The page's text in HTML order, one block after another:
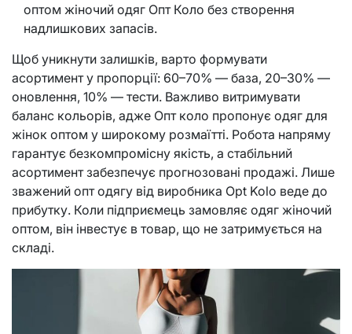
оптом жіночий одяг Опт Коло без створення
надлишкових запасів.
Щоб уникнути залишків, варто формувати
асортимент у пропорції: 60–70% — база, 20–30% —
оновлення, 10% — тести. Важливо витримувати
баланс кольорів, адже Опт коло пропонує одяг для
жінок оптом у широкому розмаїтті. Робота напряму
гарантує безкомпромісну якість, а стабільний
асортимент забезпечує прогнозовані продажі. Лише
зважений опт одягу від виробника Opt Kolo веде до
прибутку. Коли підприємець замовляє одяг жіночий
оптом, він інвестує в товар, що не затримується на
складі.